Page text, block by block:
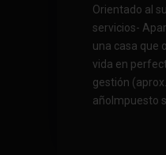
Orientado al
servicios-
una casa que
vida en
gestión
añoImpuesto